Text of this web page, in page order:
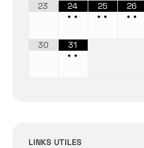
23
24
••
25
••
26
••
30
31
••
LINKS UTILES